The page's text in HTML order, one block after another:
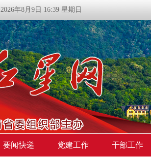
2026年8月9日 16:39 星期日
要闻快递 党建工作 干部工作